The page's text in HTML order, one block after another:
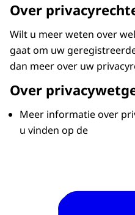
Over
Wilt u meer weten over
gaat om uw
dan meer over uw
Over
Meer informatie over
u vinden op de